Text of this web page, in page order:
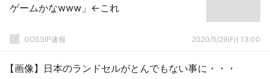
ゲームかなwww」←これ
GOSSIP速報 2020/5/29(Fr) 13:00
【画像】日本のランドセルがとんでもない事に・・・